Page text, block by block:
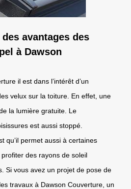
avantages des
à Dawson
il est dans l’intérêt d’un
velux sur la toiture. En effet, une
la lumière gratuite. Le
est aussi stoppé.
qu’il permet aussi à certaines
des rayons de soleil
Si vous avez un projet de pose de
travaux à Dawson Couverture, un